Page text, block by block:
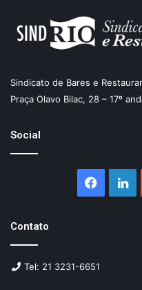
Sindicato de Bares e
Praça Olavo Bilac, 28 – 17º
Social
Contato
Tel: 21 3231-6651